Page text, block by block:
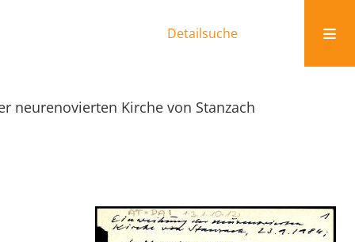
Detailsuche
neurenovierten Kirche von Stanzach